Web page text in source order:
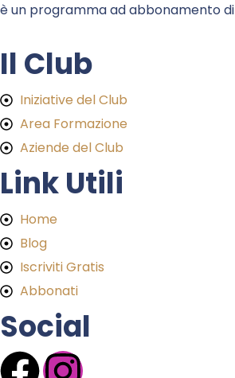
è un programma ad abbonamento di
Il Club
Iniziative del Club
Area Formazione
Aziende del Club
Link Utili
Home
Blog
Iscriviti Gratis
Abbonati
Social